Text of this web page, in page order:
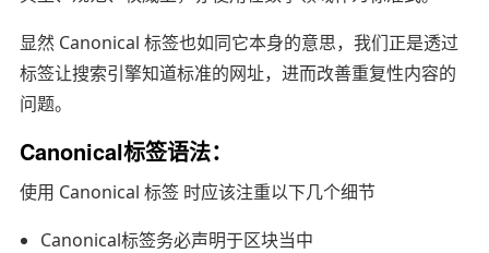
显然 Canonical 标签也如同它本身的意思，我们正是透过
标签让搜索引擎知道标准的网址，进而改善重复性内容的
问题。
Canonical标签语法：
使用 Canonical 标签 时应该注重以下几个细节
Canonical标签务必声明于区块当中